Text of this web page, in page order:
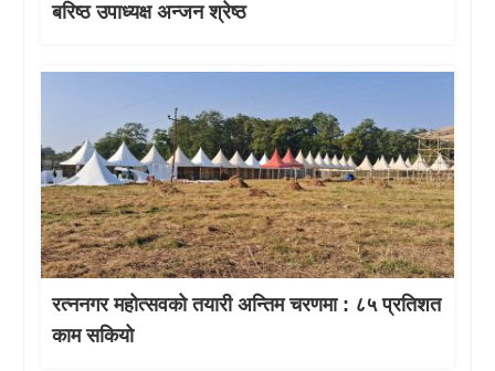
बरिष्ठ उपाध्यक्ष अन्जन श्रेष्ठ
रत्ननगर महोत्सवको तयारी अन्तिम चरणमा : ८५ प्रतिशत
काम सकियो